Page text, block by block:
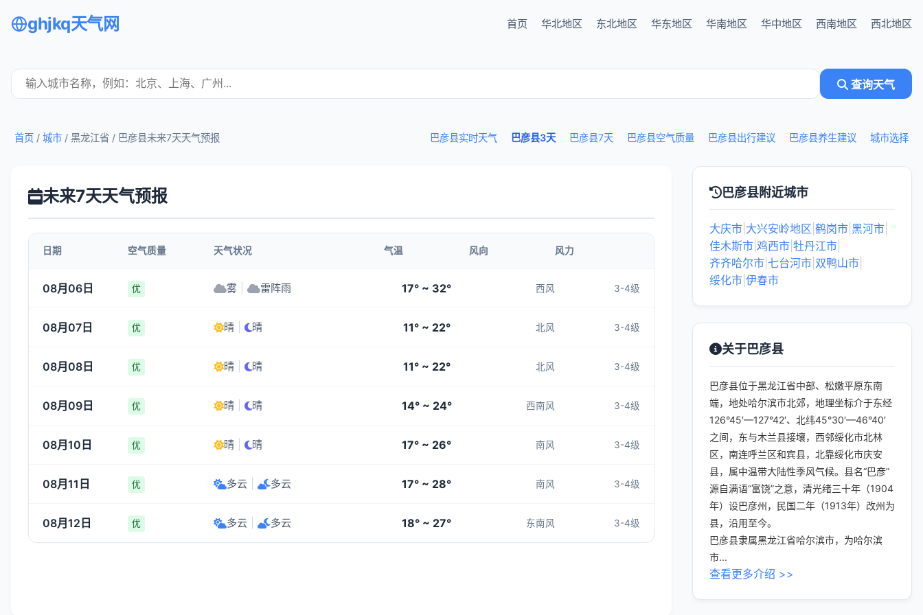
ghjkq天气网 首页 华北地区 东北地区 华东地区 华南地区 华中地区 西南地区 西北地区
查询天气
巴彦县实时天气 巴彦县3天 巴彦县7天 巴彦县空气质量 巴彦县出行建议 巴彦县养生建议 城市选择
首页 / 城市 / 黑龙江省 / 巴彦县未来7天天气预报
未来7天天气预报
日期 空气质量 天气状况 气温 风向 风力
08月06日 优 雾 雷阵雨 17° ~ 32° 西风 3-4级
08月07日 优 晴 晴 11° ~ 22° 北风 3-4级
08月08日 优 晴 晴 11° ~ 22° 北风 3-4级
08月09日 优 晴 晴 14° ~ 24° 西南风 3-4级
08月10日 优 晴 晴 17° ~ 26° 南风 3-4级
08月11日 优 多云 多云 17° ~ 28° 南风 3-4级
08月12日 优 多云 多云 18° ~ 27° 东南风 3-4级
巴彦县附近城市
大庆市 大兴安岭地区 鹤岗市 黑河市
佳木斯市 鸡西市 牡丹江市
齐齐哈尔市 七台河市 双鸭山市
绥化市 伊春市
关于巴彦县
巴彦县位于黑龙江省中部、松嫩平原东南
端，地处哈尔滨市北郊，地理坐标介于东经
126°45′—127°42′、北纬45°30′—46°40′
之间，东与木兰县接壤，西邻绥化市北林
区，南连呼兰区和宾县，北靠绥化市庆安
县，属中温带大陆性季风气候。县名“巴彦”
源自满语“富饶”之意，清光绪三十年（1904
年）设巴彦州，民国二年（1913年）改州为
县，沿用至今。
巴彦县隶属黑龙江省哈尔滨市，为哈尔滨
市...
查看更多介绍 >>